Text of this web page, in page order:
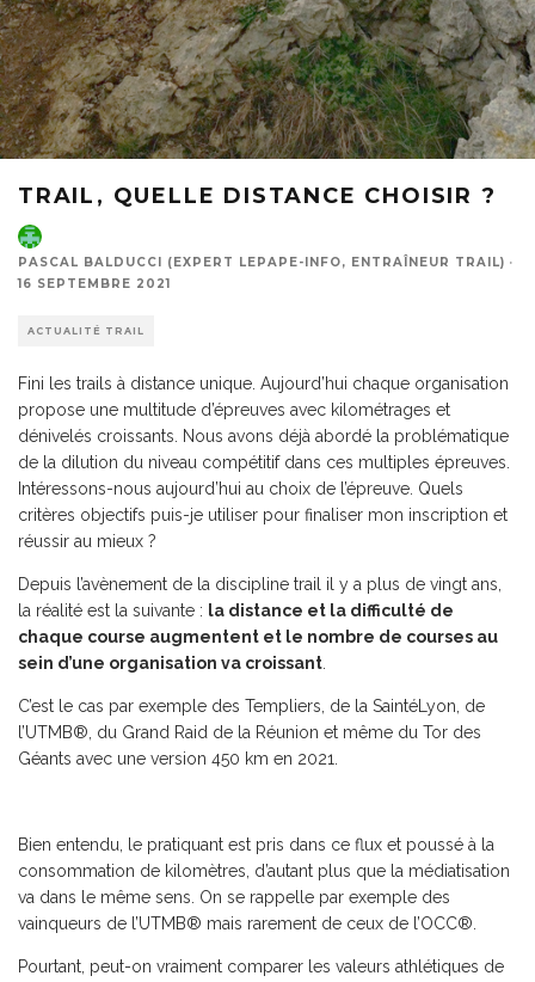
TRAIL, QUELLE DISTANCE CHOISIR ?
PASCAL BALDUCCI (EXPERT LEPAPE-INFO, ENTRAÎNEUR TRAIL) ·
16 SEPTEMBRE 2021
ACTUALITÉ TRAIL
Fini les trails à distance unique. Aujourd’hui chaque organisation
propose une multitude d’épreuves avec kilométrages et
dénivelés croissants. Nous avons déjà abordé la problématique
de la dilution du niveau compétitif dans ces multiples épreuves.
Intéressons-nous aujourd’hui au choix de l’épreuve. Quels
critères objectifs puis-je utiliser pour finaliser mon inscription et
réussir au mieux ?
Depuis l’avènement de la discipline trail il y a plus de vingt ans,
la réalité est la suivante : la distance et la difficulté de
chaque course augmentent et le nombre de courses au
sein d’une organisation va croissant
C’est le cas par exemple des Templiers, de la SaintéLyon, de
l’UTMB®, du Grand Raid de la Réunion et même du Tor des
Géants avec une version 450 km en 2021.
Bien entendu, le pratiquant est pris dans ce flux et poussé à la
consommation de kilomètres, d’autant plus que la médiatisation
va dans le même sens. On se rappelle par exemple des
vainqueurs de l’UTMB® mais rarement de ceux de l’OCC®.
Pourtant, peut-on vraiment comparer les valeurs athlétiques de